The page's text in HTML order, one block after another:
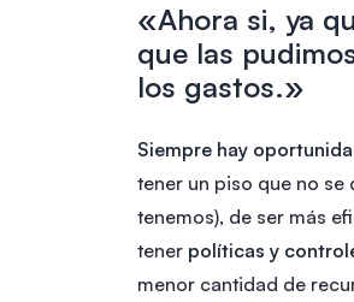
«Ahora si, ya
que las
los gastos.»
Siempre hay
tener un piso que no
tenemos), de ser más
tener políticas y
menor cantidad de